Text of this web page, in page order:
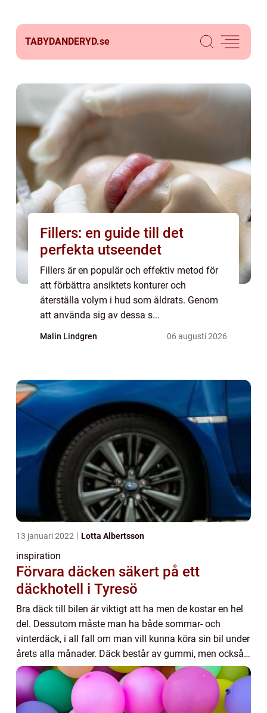
TABYDANDERYD.se
Fillers: en guide till det
perfekta utseendet
Fillers är en populär och effektiv metod för
att förbättra ansiktets konturer och
återställa volym i hud som åldrats. Genom
att använda sig av dessa s...
Malin Lindgren 06 augusti 2026
13 januari 2022 Lotta Albertsson
inspiration
Förvara däcken säkert på ett
däckhotell i Tyresö
Bra däck till bilen är viktigt att ha men de kostar en hel
del. Dessutom måste man ha både sommar- och
vinterdäck, i all fall om man vill kunna köra sin bil under
årets alla månader. Däck består av gummi, men också
andra dyrbara material som exempelv...